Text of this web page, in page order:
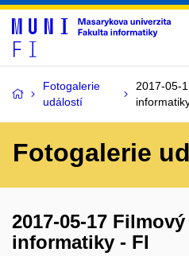
Fotogalerie
událostí
2017-05-
Fotogalerie
2017-05-17
informatiky - FI